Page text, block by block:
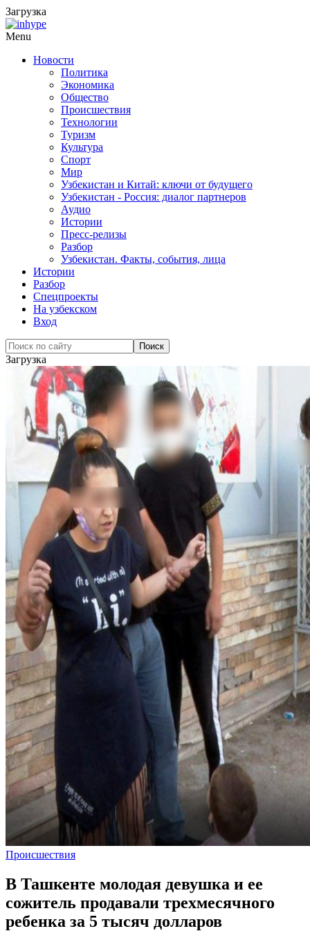
Загрузка
Menu
Новости
Политика
Экономика
Общество
Происшествия
Технологии
Туризм
Культура
Спорт
Мир
Узбекистан и Китай: ключи от будущего
Узбекистан - Россия: диалог партнеров
Аудио
Истории
Пресс-релизы
Разбор
Узбекистан. Факты, события, лица
Истории
Разбор
Спецпроекты
На узбекском
Вход
Загрузка
Происшествия
В Ташкенте молодая девушка и ее
сожитель продавали трехмесячного
ребенка за 5 тысяч долларов